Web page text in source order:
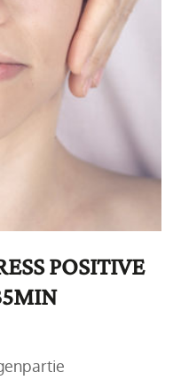
POSITIVE